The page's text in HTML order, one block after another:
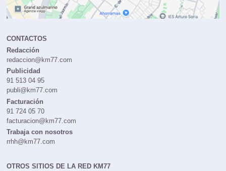
CONTACTOS
Redacción
redaccion@km77.com
Publicidad
91 513 04 95
publi@km77.com
Facturación
91 724 05 70
facturacion@km77.com
Trabaja con nosotros
rrhh@km77.com
OTROS SITIOS DE LA RED KM77